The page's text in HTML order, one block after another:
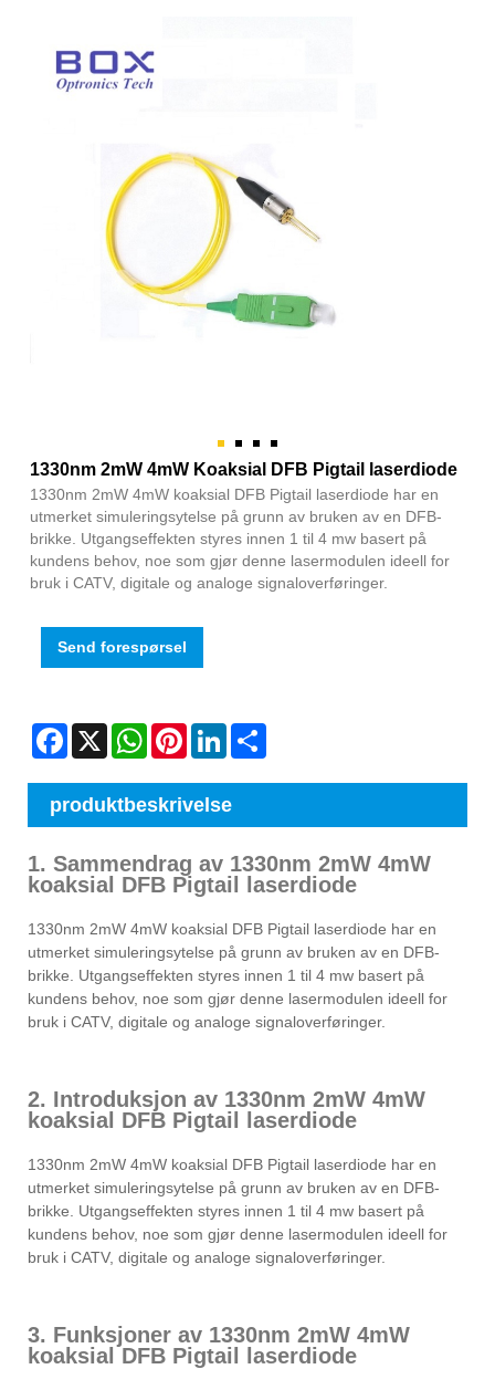
1330nm 2mW 4mW Koaksial DFB Pigtail laserdiode
1330nm 2mW 4mW koaksial DFB Pigtail laserdiode har en
utmerket simuleringsytelse på grunn av bruken av en DFB-
brikke. Utgangseffekten styres innen 1 til 4 mw basert på
kundens behov, noe som gjør denne lasermodulen ideell for
bruk i CATV, digitale og analoge signaloverføringer.
Send forespørsel
Facebook
X WhatsAppPinterestLinkedIn
produktbeskrivelse
1. Sammendrag av 1330nm 2mW 4mW
koaksial DFB Pigtail laserdiode
1330nm 2mW 4mW koaksial DFB Pigtail laserdiode har en
utmerket simuleringsytelse på grunn av bruken av en DFB-
brikke. Utgangseffekten styres innen 1 til 4 mw basert på
kundens behov, noe som gjør denne lasermodulen ideell for
bruk i CATV, digitale og analoge signaloverføringer.
2. Introduksjon av 1330nm 2mW 4mW
koaksial DFB Pigtail laserdiode
1330nm 2mW 4mW koaksial DFB Pigtail laserdiode har en
utmerket simuleringsytelse på grunn av bruken av en DFB-
brikke. Utgangseffekten styres innen 1 til 4 mw basert på
kundens behov, noe som gjør denne lasermodulen ideell for
bruk i CATV, digitale og analoge signaloverføringer.
3. Funksjoner av 1330nm 2mW 4mW
koaksial DFB Pigtail laserdiode